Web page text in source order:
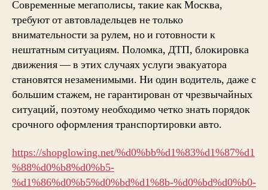
Современные мегаполисы, такие как Москва,
требуют от автовладельцев не только
внимательности за рулем, но и готовности к
нештатным ситуациям. Поломка, ДТП, блокировка
движения — в этих случаяхуслуги эвакуатора
становятся незаменимыми. Ни один водитель, даже с
большим стажем, не гарантирован от чрезвычайных
ситуаций, поэтому необходимо четко знать порядок
срочного оформления транспортировки авто.
https://shopglowing.net/%d0%bb%d1%83%d1%87%d1
%88%d0%b8%d0%b5-
%d1%86%d0%b5%d0%bd%d1%8b-%d0%bd%d0%b0-